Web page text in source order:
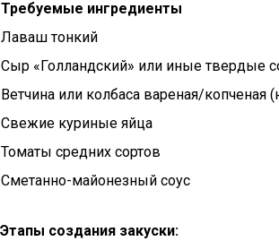
Требуемые ингредиенты
Лаваш тонкий
Сыр «Голландский» или иные твердые
Ветчина или колбаса вареная/копченая
Свежие куриные яйца
Томаты средних сортов
Сметанно-майонезный соус
Этапы создания закуски: